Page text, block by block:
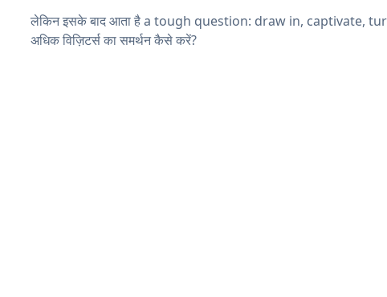
लेकिन इसके बाद आता है a tough question: draw in, captivate,
अधिक विज़िटर्स का समर्थन कैसे करें?